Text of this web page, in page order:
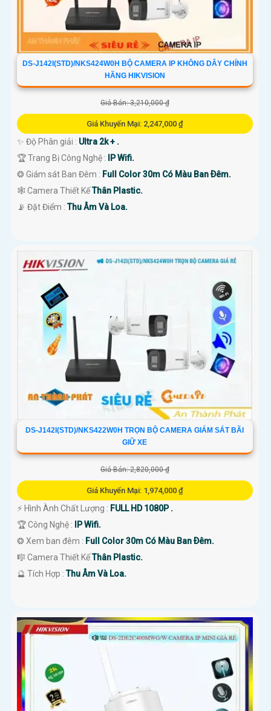
DS-J142I(STD)/NKS424W0H BỘ CAMERA IP KHÔNG DÂY CHÍNH
HÃNG HIKVISION
Giá Bán: 3,210,000 ₫
Giá Khuyến Mại: 2,247,000 ₫
✨ Độ Phân giải : Ultra 2k + .
🏆 Trang Bị Công Nghệ :
IP Wifi.
❂ Giám sát Ban Đêm : Full Color 30m Có Màu Ban Ðêm.
🕸️ Camera Thiết KếThân Plastic.
️📡 Đặt Điểm :Thu Âm Và Loa.
DS-J142I(STD)/NKS422W0H TRỌN BỘ CAMERA GIÁM SÁT BÃI
GIỮ XE
Giá Bán: 2,820,000 ₫
Giá Khuyến Mại: 1,974,000 ₫
️⚡ Hình Ành Chất Lượng : FULL HD 1080P .
🏆 Công Nghệ :
IP Wifi.
❂ Xem ban đêm : Full Color 30m Có Màu Ban Ðêm.
🎼️ Camera Thiết KếThân Plastic.
️🔮 Tích Hợp :Thu Âm Và Loa.